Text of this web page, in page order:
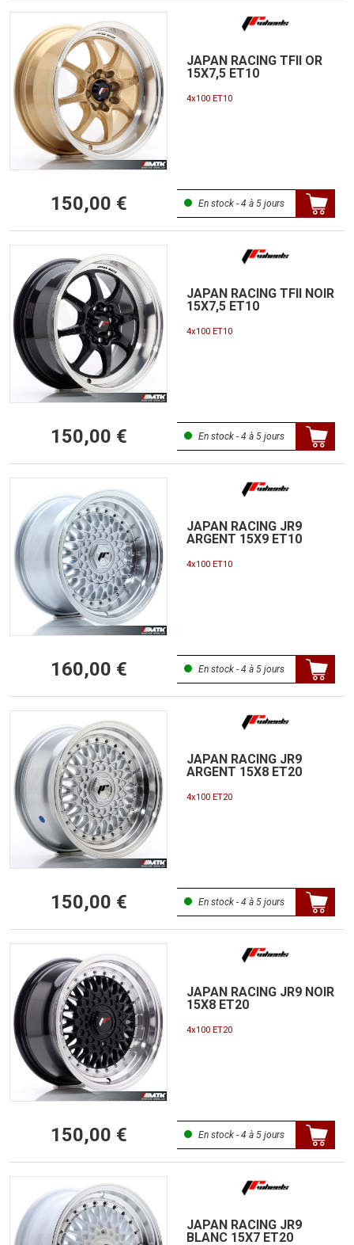
JAPAN RACING TFII OR
15X7,5 ET10
4x100 ET10
150,00 € En stock - 4 à 5 jours
JAPAN RACING TFII NOIR
15X7,5 ET10
4x100 ET10
150,00 € En stock - 4 à 5 jours
JAPAN RACING JR9
ARGENT 15X9 ET10
4x100 ET10
160,00 € En stock - 4 à 5 jours
JAPAN RACING JR9
ARGENT 15X8 ET20
4x100 ET20
150,00 € En stock - 4 à 5 jours
JAPAN RACING JR9 NOIR
15X8 ET20
4x100 ET20
150,00 € En stock - 4 à 5 jours
JAPAN RACING JR9
BLANC 15X7 ET20